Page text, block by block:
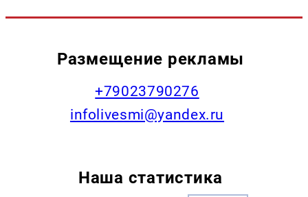
Размещение рекламы
+79023790276
infolivesmi@yandex.ru
Наша статистика